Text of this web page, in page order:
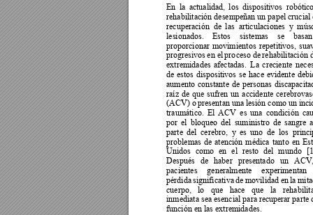
En la actualidad, los dispositivos
rehabilitación desempeñan un papel
recuperación de las articulaciones y
lesionados.
Estos sistemas se
proporcionar movimientos repetitivos,
progresivos en el proceso de rehabilitación
extremidades afectadas. La creciente nece
de estos dispositivos se hace evidente
aumento constante de personas
raíz de que sufren un accidente
(ACV) o presentan una lesión como un
traumático. El ACV es una condición
por el bloqueo del suministro de sangre
parte del cerebro, y es uno de los
problemas de atención médica tanto en
Unidos como en el resto del mundo
Después de haber presentado un
pacientes
generalmente
experimentan
pérdida significativa de movilidad en la
cuerpo,
lo que hace que la r
inmediata sea esencial para recuperar parte
función en las extremidades.